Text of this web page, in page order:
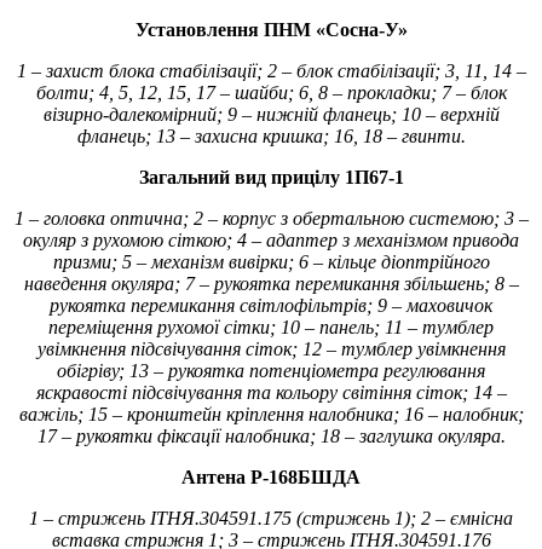
Установлення ПНМ «Сосна-У»
1 – захист блока стабілізації; 2 – блок стабілізації; 3, 11, 14 –
болти; 4, 5, 12, 15, 17 – шайби; 6, 8 – прокладки; 7 – блок
візирно-далекомірний; 9 – нижній фланець; 10 – верхній
фланець; 13 – захисна кришка; 16, 18 – гвинти.
Загальний вид прицілу 1П67-1
1 – головка оптична; 2 – корпус з обертальною системою; 3 –
окуляр з рухомою сіткою; 4 – адаптер з механізмом привода
призми; 5 – механізм вивірки; 6 – кільце діоптрійного
наведення окуляра; 7 – рукоятка перемикання збільшень; 8 –
рукоятка перемикання світлофільтрів; 9 – маховичок
переміщення рухомої сітки; 10 – панель; 11 – тумблер
увімкнення підсвічування сіток; 12 – тумблер увімкнення
обігріву; 13 – рукоятка потенціометра регулювання
яскравості підсвічування та кольору світіння сіток; 14 –
важіль; 15 – кронштейн кріплення налобника; 16 – налобник;
17 – рукоятки фіксації налобника; 18 – заглушка окуляра.
Антена Р-168БШДА
1 – стрижень ІТНЯ.304591.175 (стрижень 1); 2 – ємнісна
вставка стрижня 1; 3 – стрижень ІТНЯ.304591.176